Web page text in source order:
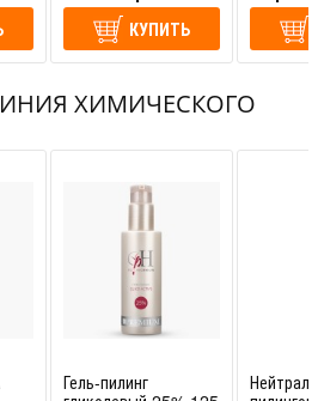
КУПИТЬ
ЛИНИЯ ХИМИЧЕСКОГО
Гель-пилинг